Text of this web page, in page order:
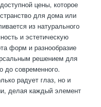
цены, которое
для дома или
из натурального
и эстетическую
форм и разнообразие
решением для
до современного.
радует глаз, но и
делая каждый элемент